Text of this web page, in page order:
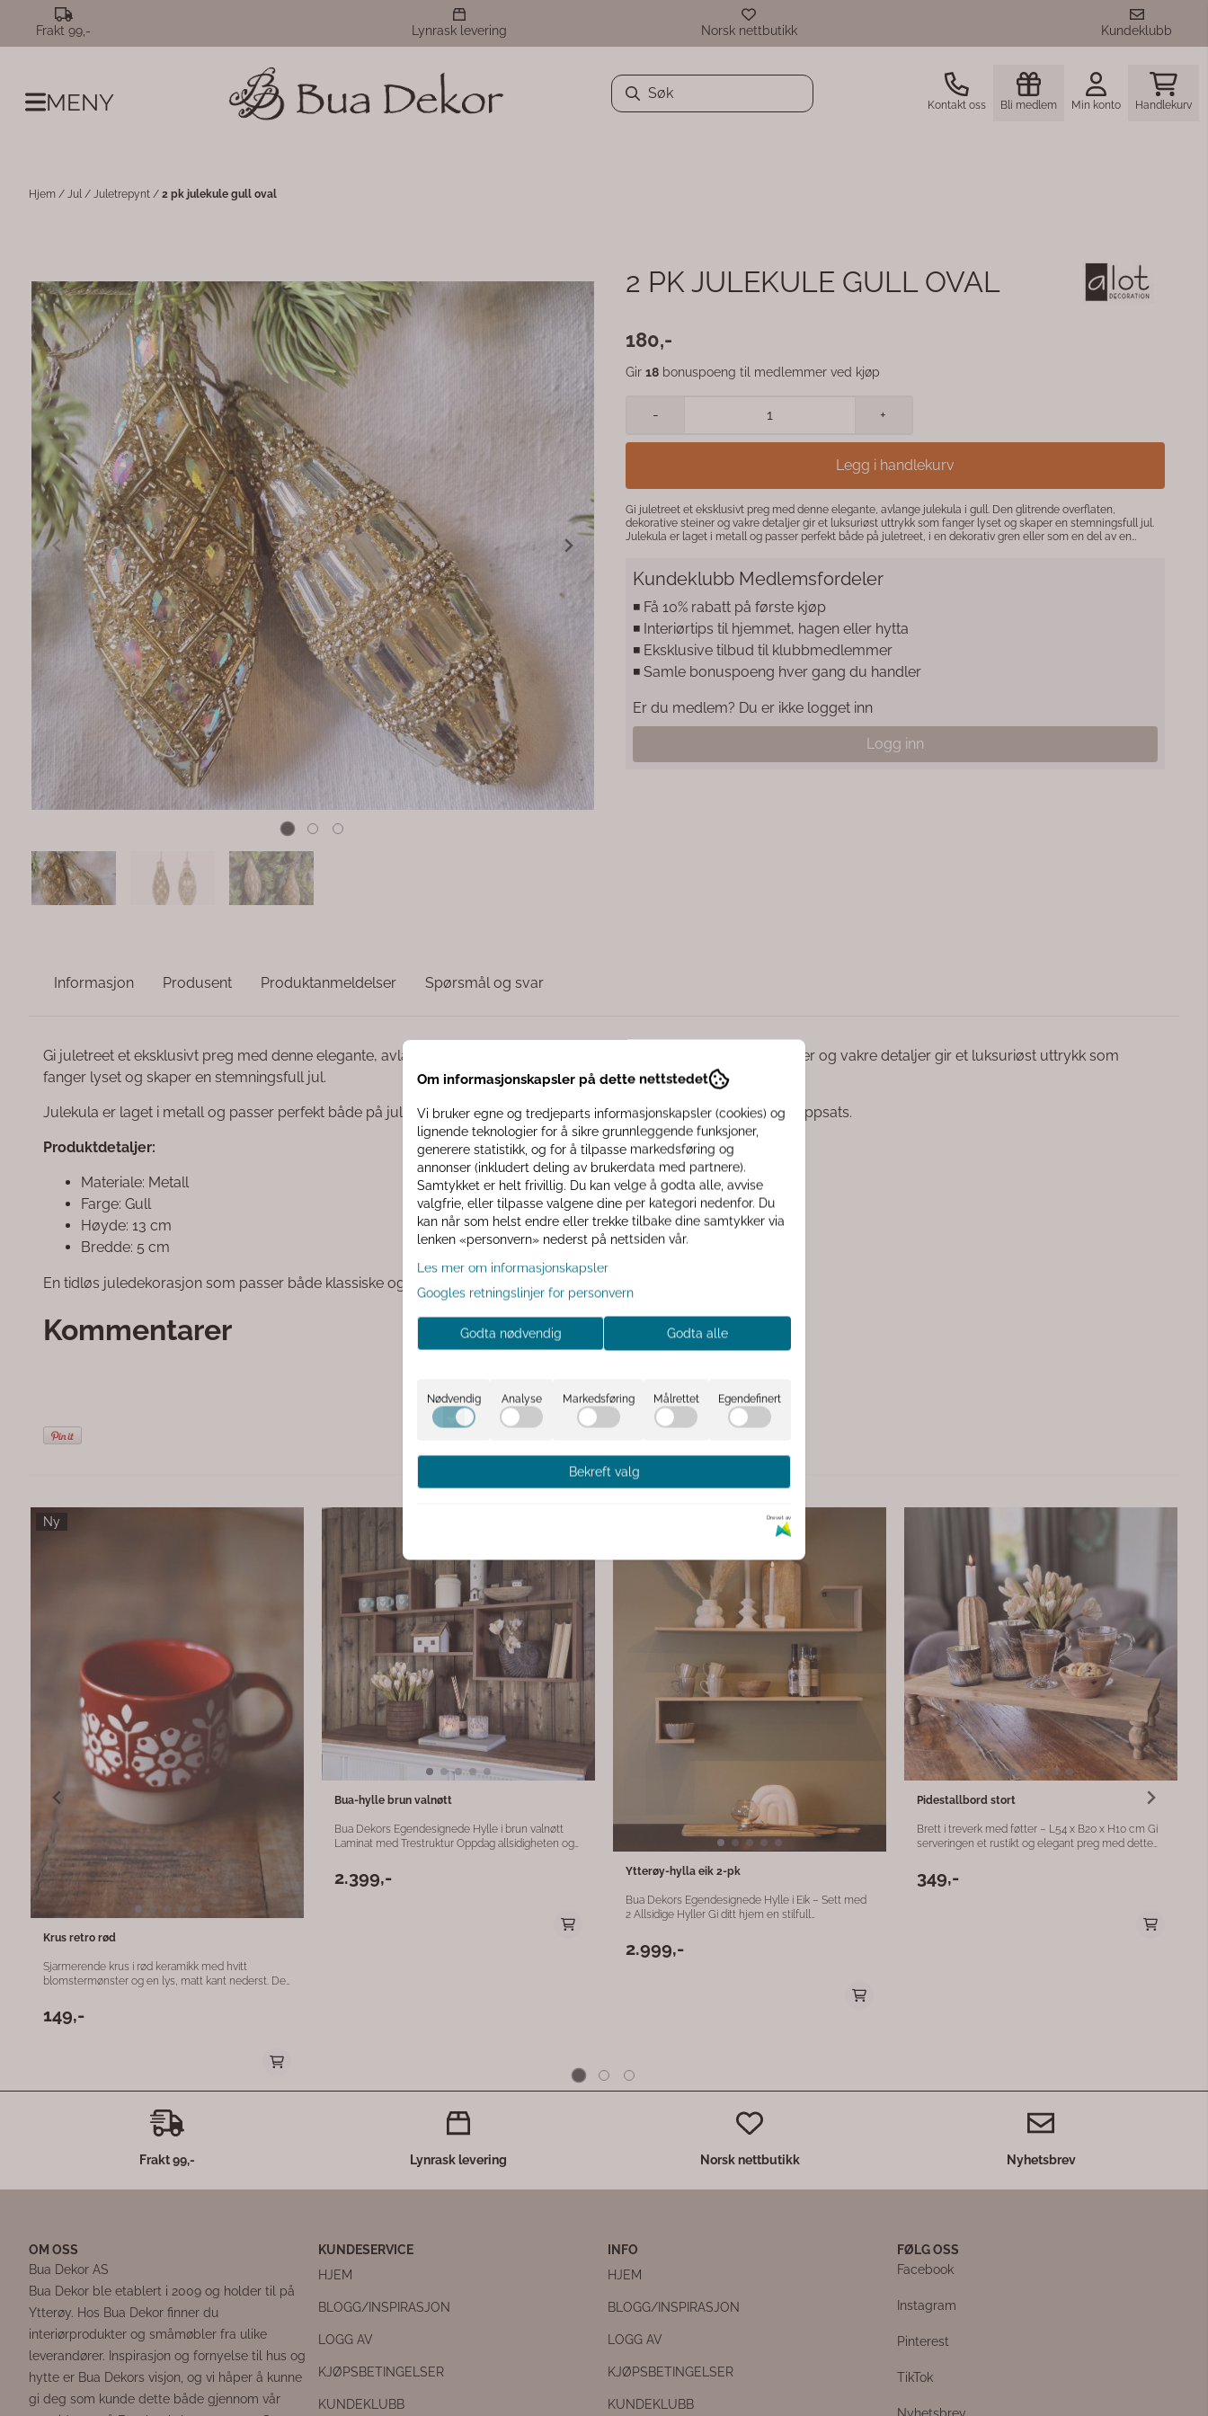
Hopp til innhold
Frakt 99,- Lynrask levering Norsk nettbutikk Kundeklubb
MENY Kontakt oss Bli medlem Min konto Handlekurv
Hjem / Jul / Juletrepynt / 2 pk julekule gull oval
2 PK JULEKULE GULL OVAL
180,-
Gir 18 bonuspoeng til medlemmer ved kjøp
- +
Legg i handlekurv
Gi juletreet et eksklusivt preg med denne elegante, avlange julekula i gull. Den glitrende overflaten,
dekorative steiner og vakre detaljer gir et luksuriøst uttrykk som fanger lyset og skaper en stemningsfull jul.
Julekula er laget i metall og passer perfekt både på juletreet, i en dekorativ gren eller som en del av en
Kundeklubb Medlemsfordeler
◾️ Få 10% rabatt på første kjøp
◾️ Interiørtips til hjemmet, hagen eller hytta
◾️ Eksklusive tilbud til klubbmedlemmer
◾️ Samle bonuspoeng hver gang du handler
Er du medlem? Du er ikke logget inn
Logg inn
Informasjon Produsent Produktanmeldelser Spørsmål og svar
Gi juletreet et eksklusivt preg med denne elegante, avlange julekula i gull. Den glitrende overflaten, dekorative steiner og vakre detaljer gir et luksuriøst uttrykk som
fanger lyset og skaper en stemningsfull jul.
Julekula er laget i metall og passer perfekt både på juletreet, i en dekorativ gren eller som en del av en vakker juleoppsats.
Produktdetaljer:
Materiale: Metall
Farge: Gull
Høyde: 13 cm
Bredde: 5 cm
En tidløs juledekorasjon som passer både klassiske og moderne julehjem.
Kommentarer
DEKORBÅND RIVIERA MAISON b ... Berg-hylle i eik
Hylle i ekte eikefiner med 3 plater 100 x 16 x 45 cm
Denne stilrene hyllen er designet av oss i Bua
Dekor og produsert i Norge – med fokus på
kvalitet, funksjonalitet og ekte materialer. Hyllen er
laget i ekte eikefiner, noe som gir et varmt, naturlig
uttrykk som passer like godt i moderne som
klassiske hjem. Passer i stuen og kjøkkenet, samt
bad. Med sine tre hyller gir den praktisk
oppbevaring uten å ta mye plass, og dybden gjør
den perfekt til alt fra små dekorasjoner og planter
til bilder, bøker eller favorittgjenstander. Dette er et
helnorsk produkt, utviklet og produsert i Norge
med omtanke for både design og håndverk. Hylla
er av ekte eikefine som er ubehandlet.Vi anbefaler
derfor å behandle hylla med noe før du bruker den.
Anbefaler Osmo hardvoksolje i den fargen du
Detaljer: Designet av Bua Dekor Produsert i Norge
100 x 16 x 45 cm Tidløst og minimalistisk design En
enkel og elegant hylle som løfter veggen – og lar
1.499,-
i også, ikke bare pommes frites. Serveringkurv til
Pommes Frites 20x9x10cm, 65gr Gull Rustfritt stål.
45,- 89,-
Frakt 99,- Lynrask levering Norsk nettbutikk Nyhetsbrev
OM OSS
Bua Dekor AS
Bua Dekor ble etablert i 2009 og holder til på
Ytterøy. Hos Bua Dekor finner du
interiørprodukter og småmøbler fra ulike
leverandører. Inspirasjon og fornyelse til hus og
hytte er Bua Dekors visjon, og vi håper å kunne
gi deg som kunde dette både gjennom vår
KUNDESERVICE
HJEM
BLOGG/INSPIRASJON
LOGG AV
KJØPSBETINGELSER
KUNDEKLUBB
INFO
HJEM
BLOGG/INSPIRASJON
LOGG AV
KJØPSBETINGELSER
KUNDEKLUBB
FØLG OSS
Facebook
Instagram
Pinterest
TikTok
Nyhetsbrev
Om informasjonskapsler på dette nettstedet
Vi bruker egne og tredjeparts informasjonskapsler (cookies) og
lignende teknologier for å sikre grunnleggende funksjoner,
generere statistikk, og for å tilpasse markedsføring og
annonser (inkludert deling av brukerdata med partnere).
Samtykket er helt frivillig. Du kan velge å godta alle, avvise
valgfrie, eller tilpasse valgene dine per kategori nedenfor. Du
kan når som helst endre eller trekke tilbake dine samtykker via
lenken «personvern» nederst på nettsiden vår.
Les mer om informasjonskapsler
Googles retningslinjer for personvern
Godta nødvendig Godta alle
Nødvendig Analyse Markedsføring Målrettet Egendefinert
Bekreft valg
Drevet av